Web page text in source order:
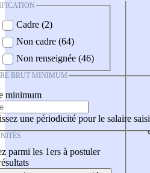
Cadre (2)
Non cadre (64)
Non renseignée (46)
BRUT MINIMUM
minimum
une périodicité pour le salaire saisi
parmi les 1ers à postuler